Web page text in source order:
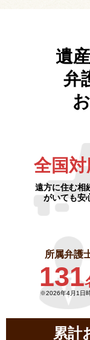
遺
弁
全国対
遠方に住む相
がいても安
所属弁護
131
※2026年4月1日
累計